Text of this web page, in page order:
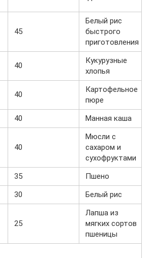
45
Белый рис
быстрого
приготовления
40
Кукурузные
хлопья
40
Картофельное
пюре
40 Манная каша
40
Мюсли с
сахаром и
сухофруктами
35 Пшено
30 Белый рис
25
Лапша из
мягких сортов
пшеницы